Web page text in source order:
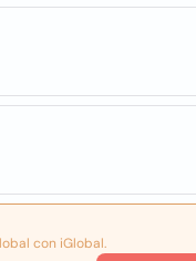
con iGlobal.